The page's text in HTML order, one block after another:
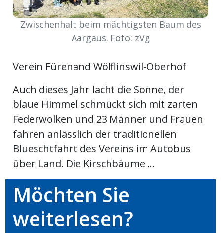
Zwischenhalt beim mächtigsten Baum des
Aargaus. Foto: zVg
Verein Fürenand Wölflinswil-Oberhof
Auch dieses Jahr lacht die Sonne, der
blaue Himmel schmückt sich mit zarten
Federwolken und 23 Männer und Frauen
fahren anlässlich der traditionellen
Blueschtfahrt des Vereins im Autobus
über Land. Die Kirschbäume ...
Möchten Sie
weiterlesen?